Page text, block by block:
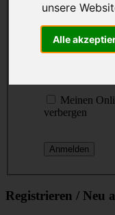
unsere
Alle
Benutzername:
Passwort:
Meinen
verbergen
Registrieren / Neu